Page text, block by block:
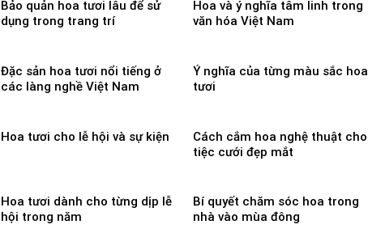
Bảo quản hoa tươi lâu để sử
dụng trong trang trí
Hoa và ý nghĩa tâm linh trong
văn hóa Việt Nam
Đặc sản hoa tươi nổi tiếng ở
các làng nghề Việt Nam
Ý nghĩa của từng màu sắc hoa
tươi
Hoa tươi cho lễ hội và sự kiện
Cách cắm hoa nghệ thuật cho
tiệc cưới đẹp mắt
Hoa tươi dành cho từng dịp lễ
hội trong năm
Bí quyết chăm sóc hoa trong
nhà vào mùa đông